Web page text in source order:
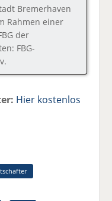
Bremerhaven
Rahmen einer
der
FBG-
Hier kostenlos